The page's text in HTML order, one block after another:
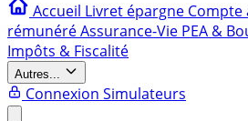
Accueil Livret épargne Compte
rémunéréAssurance-Vie PEA &
Impôts & Fiscalité
Autres...
Connexion Simulateurs